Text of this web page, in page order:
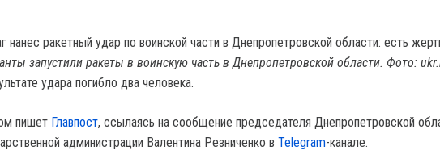
запустили ракеты в воинскую часть в Днепропетровской области. Фото:
удара погибло два человека.
пишет Главпост, ссылаясь на сообщение председателя Днепропетровской
администрации Валентина Резниченко в Telegram-канале.